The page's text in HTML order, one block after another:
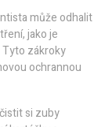
může odhalit
jako je
zákroky
ochrannou
si zuby